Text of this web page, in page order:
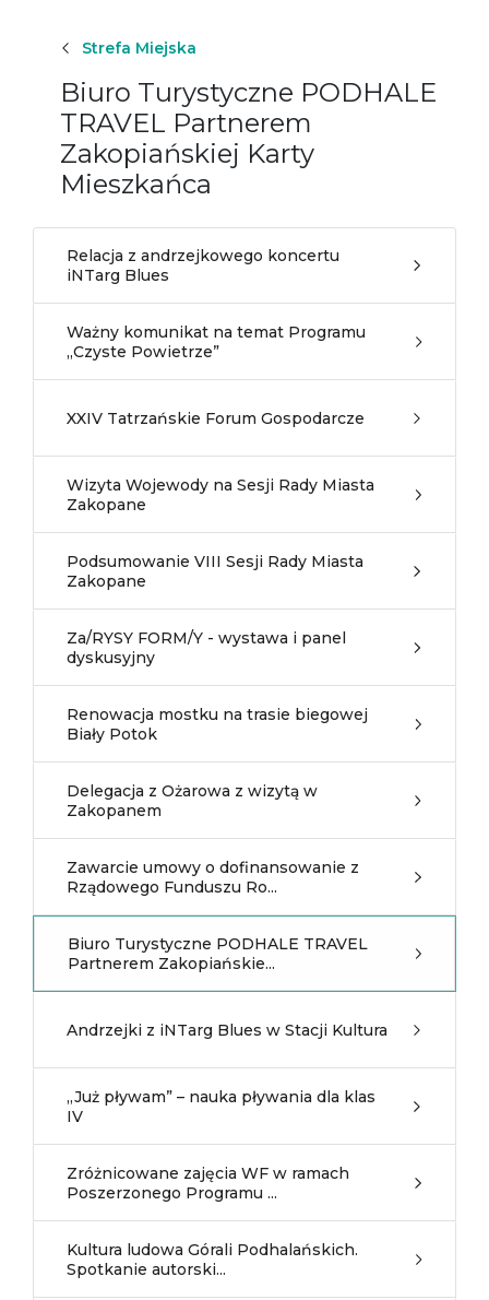
Strefa Miejska
Biuro Turystyczne PODHALE
TRAVEL Partnerem
Zakopiańskiej Karty
Mieszkańca
Relacja z andrzejkowego koncertu
iNTarg Blues
Ważny komunikat na temat Programu
„Czyste Powietrze”
XXIV Tatrzańskie Forum Gospodarcze
Wizyta Wojewody na Sesji Rady Miasta
Zakopane
Podsumowanie VIII Sesji Rady Miasta
Zakopane
Za/RYSY FORM/Y - wystawa i panel
dyskusyjny
Renowacja mostku na trasie biegowej
Biały Potok
Delegacja z Ożarowa z wizytą w
Zakopanem
Zawarcie umowy o dofinansowanie z
Rządowego Funduszu Ro...
Biuro Turystyczne PODHALE TRAVEL
Partnerem Zakopiańskie...
Andrzejki z iNTarg Blues w Stacji Kultura
„Już pływam” – nauka pływania dla klas
IV
Zróżnicowane zajęcia WF w ramach
Poszerzonego Programu ...
Kultura ludowa Górali Podhalańskich.
Spotkanie autorski...